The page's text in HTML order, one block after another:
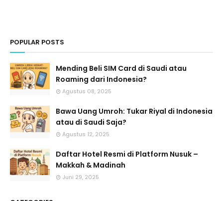
POPULAR POSTS
Mending Beli SIM Card di Saudi atau
Roaming dari Indonesia?
Agustus 08, 2025
Bawa Uang Umroh: Tukar Riyal di Indonesia
atau di Saudi Saja?
Agustus 12, 2025
Daftar Hotel Resmi di Platform Nusuk –
Makkah & Madinah
Juni 29, 2025